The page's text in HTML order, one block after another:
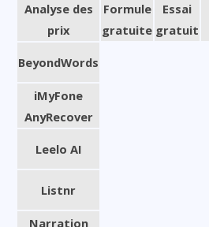
Analyse des
prix
Formule
gratuite
Essai
gratuit
BeyondWords
iMyFone
AnyRecover
Leelo AI
Listnr
Narration